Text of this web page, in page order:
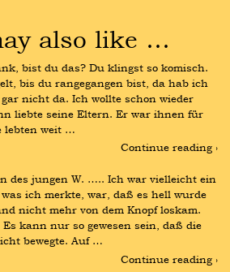
also like …
bist du das? Du klingst so komisch.
bis du rangegangen bist, da hab ich
nicht da. Ich wollte schon wieder
liebte seine Eltern. Er war ihnen für
lebten weit …
Continue reading ›
des jungen W. ….. Ich war vielleicht ein
ich merkte, war, daß es hell wurde
nicht mehr von dem Knopf loskam.
kann nur so gewesen sein, daß die
bewegte. Auf …
Continue reading ›